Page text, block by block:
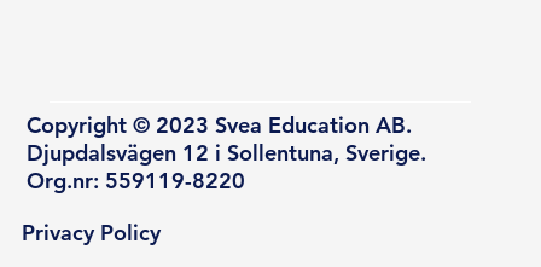
Copyright © 2023 Svea Education AB.
Djupdalsvägen 12 i Sollentuna, Sverige.
Org.nr: 559119-8220
Privacy Policy